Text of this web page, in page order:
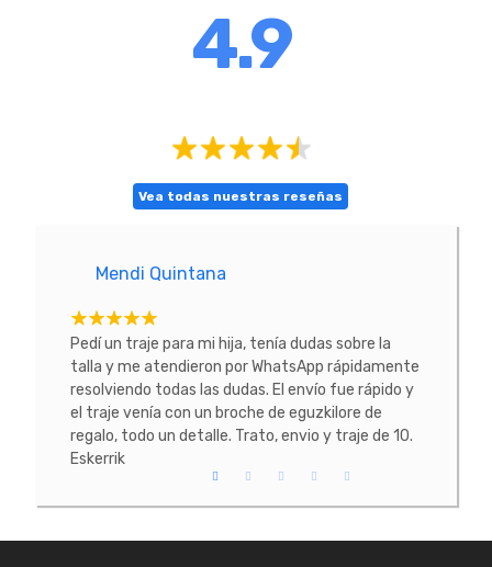
4.9
Vea todas nuestras reseñas
Mendi Quintana
Pedí un traje para mi hija, tenía dudas sobre la
talla y me atendieron por WhatsApp rápidamente
resolviendo todas las dudas. El envío fue rápido y
el traje venía con un broche de eguzkilore de
regalo, todo un detalle. Trato, envio y traje de 10.
Eskerrik